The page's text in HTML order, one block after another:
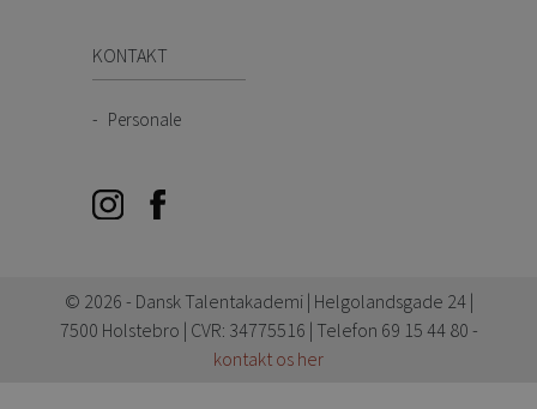
KONTAKT
Personale
© 2026 - Dansk Talentakademi | Helgolandsgade 24 |
7500 Holstebro | CVR: 34775516 | Telefon 69 15 44 80 -
kontakt os her